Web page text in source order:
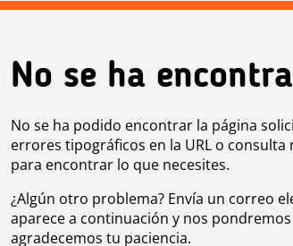
No se ha
No se ha podido encontrar la página
errores tipográficos en la URL o
para encontrar lo que necesites.
¿Algún otro problema? Envía un correo
aparece a continuación y nos
agradecemos tu paciencia.